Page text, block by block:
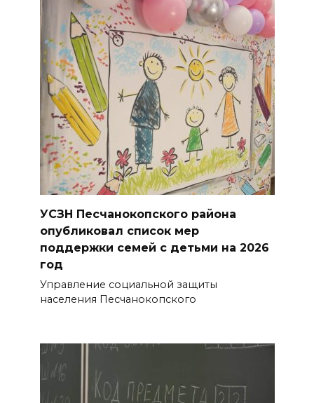
массовом сбое в работе
нескольких приложений
06 августа 2026 14:35
В Советском районе Ростова
из-за порыва на водоводе
ограничили подачу воды
06 августа 2026 14:33
Диспансеризация дончан
06 августа 2026 14:30
Традиции семьи года
06 августа 2026 14:28
опущен занавес
БОЛЬШЕ НОВОСТЕЙ
УСЗН Песчанокопского района
опубликовал список мер
поддержки семей с детьми на 2026
год
Управление социальной защиты
населения Песчанокопского